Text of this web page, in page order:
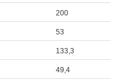
200
53
133,3
49,4